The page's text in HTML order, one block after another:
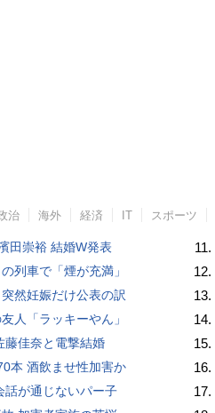
治 海外 経済 IT スポーツ
田崇裕 結婚W発表
列車で「煙が充満」
然妊娠だけ公表の訳
人「ラッキーやん」
藤佳奈と電撃結婚
本 酒飲ませ性加害か
話が通じないパー子
11.
12.
13.
14.
15.
16.
17.